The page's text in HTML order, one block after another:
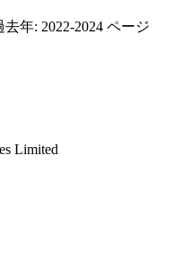
去年: 2022-2024 ページ